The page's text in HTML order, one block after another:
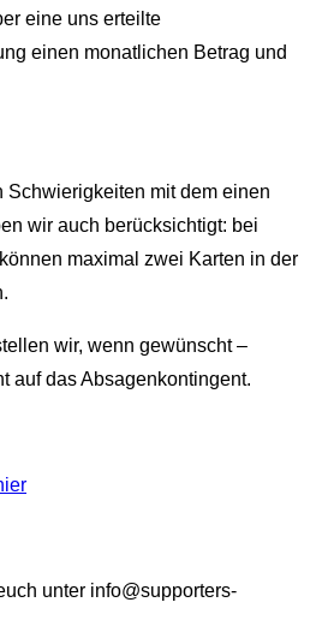
eine uns erteilte
einen monatlichen Betrag und
Schwierigkeiten mit dem einen
wir auch berücksichtigt: bei
maximal zwei Karten in der
wir, wenn gewünscht –
auf das Absagenkontingent.
unter info@supporters-